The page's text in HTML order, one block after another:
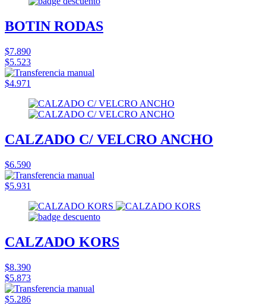
BOTIN RODAS
$7.890
$5.523
$4.971
CALZADO C/ VELCRO ANCHO
$6.590
$5.931
CALZADO KORS
$8.390
$5.873
$5.286